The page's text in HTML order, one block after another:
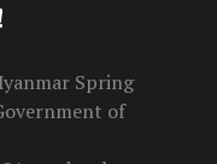
Spring
of